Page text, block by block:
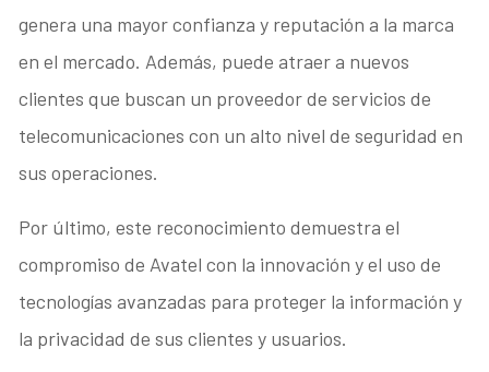
genera una mayor confianza y reputación a la marca
en el mercado. Además, puede atraer a nuevos
clientes que buscan un proveedor de servicios de
telecomunicaciones con un alto nivel de seguridad en
sus operaciones.
Por último, este reconocimiento demuestra el
compromiso de Avatel con la innovación y el uso de
tecnologías avanzadas para proteger la información y
la privacidad de sus clientes y usuarios.